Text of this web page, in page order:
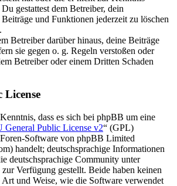
gestattest dem Betreiber, dein
und Funktionen jederzeit zu löschen
Betreiber darüber hinaus, deine Beiträge
sie gegen o. g. Regeln verstoßen oder
Betreiber oder einem Dritten Schaden
License
dass es sich bei phpBB um eine
General Public License v2“ (GPL)
Software von phpBB Limited
handelt; deutschsprachige Informationen
deutschsprachige Community unter
Verfügung gestellt. Beide haben keinen
und Weise, wie die Software verwendet